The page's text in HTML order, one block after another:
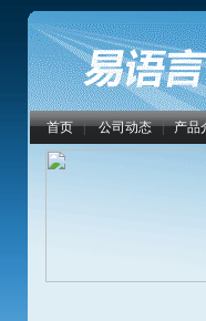
首页 | 公司动态 | 产品